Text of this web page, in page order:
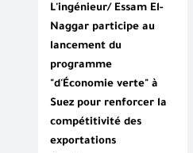
L'ingénieur/ Essam El-
Naggar participe au
lancement du
programme
"d'Économie verte" à
Suez pour renforcer la
compétitivité des
exportations